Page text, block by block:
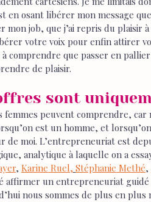
en osant libérer mon message
mon job, que j’ai repris du plaisir
votre voix pour enfin attirer
à comprendre que passer en
de plaisir.
sont
femmes peuvent comprendre,
est un homme, et
de moi. L’entrepreneuriat est
analytique à laquelle on a
, Karine Ruel, Stéphanie Methé,
affirmer un entrepreneuriat
nous sommes de plus en plus